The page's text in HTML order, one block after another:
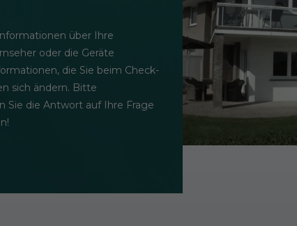
über Ihre
oder die Geräte
die Sie beim Check-
sich ändern. Bitte
Sie die Antwort auf Ihre Frage